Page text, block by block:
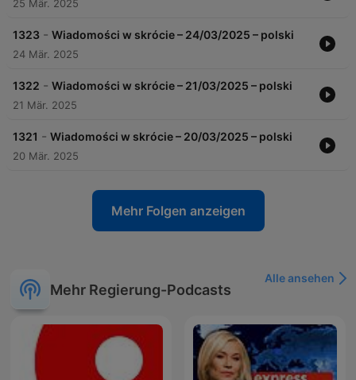
25 Mär. 2025
1323 - Wiadomości w skrócie – 24/03/2025 – polski
24 Mär. 2025
1322 - Wiadomości w skrócie – 21/03/2025 – polski
21 Mär. 2025
1321 - Wiadomości w skrócie – 20/03/2025 – polski
20 Mär. 2025
Mehr Folgen anzeigen
Mehr Regierung-Podcasts
Alle ansehen